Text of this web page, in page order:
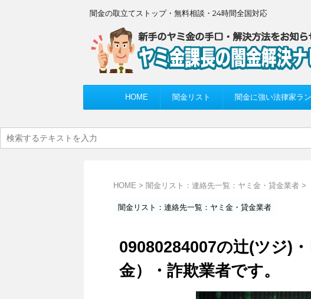
闇金の取立てストップ・無料相談・24時間全国対応
HOME 闇金リスト 闇金に強い法律家ラ
HOME > 闇金リスト：連絡先一覧：ヤミ金・貸金業者 >
闇金リスト：連絡先一覧：ヤミ金・貸金業者
09080284007の辻(ツジ)
金）・詐欺業者です。